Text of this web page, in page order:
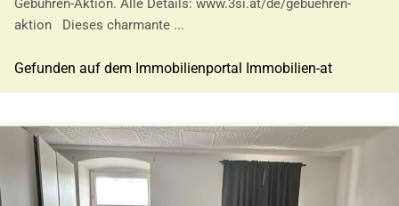
Gebühren-Aktion. Alle Details: www.3si.at/de/gebuehren-
aktion Dieses charmante ...
Gefunden auf dem Immobilienportal Immobilien-at